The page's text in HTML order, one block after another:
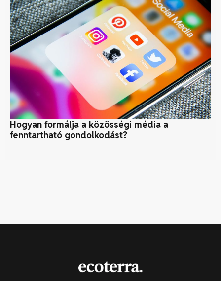
Hogyan formálja a közösségi média a
fenntartható gondolkodást?